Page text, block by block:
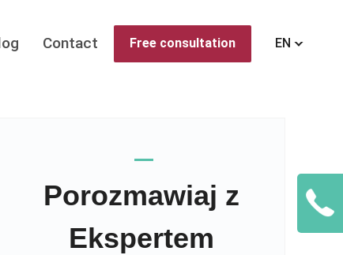
Contact Free consultation EN
Porozmawiaj z
Ekspertem